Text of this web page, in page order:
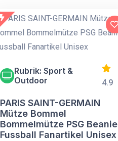
Rubrik: Sport &
Outdoor
4.9
PARIS SAINT-GERMAIN
Mütze Bommel
Bommelmütze PSG Beanie
Fussball Fanartikel Unisex